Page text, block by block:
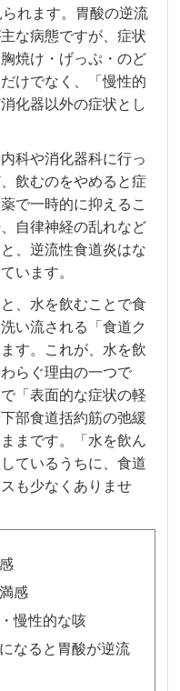
れます。胃酸の逆流
な病態ですが、症状
焼け・げっぷ・のど
けでなく、「慢性的
化器以外の症状とし
科や消化器科に行っ
飲むのをやめると症
で一時的に抑えるこ
自律神経の乱れなど
、逆流性食道炎はな
います。
、水を飲むことで食
い流される「食道ク
す。これが、水を飲
らぐ理由の一つで
「表面的な症状の軽
部食道括約筋の弛緩
まです。「水を飲ん
ているうちに、食道
も少なくありませ
感
慢性的な咳
なると胃酸が逆流